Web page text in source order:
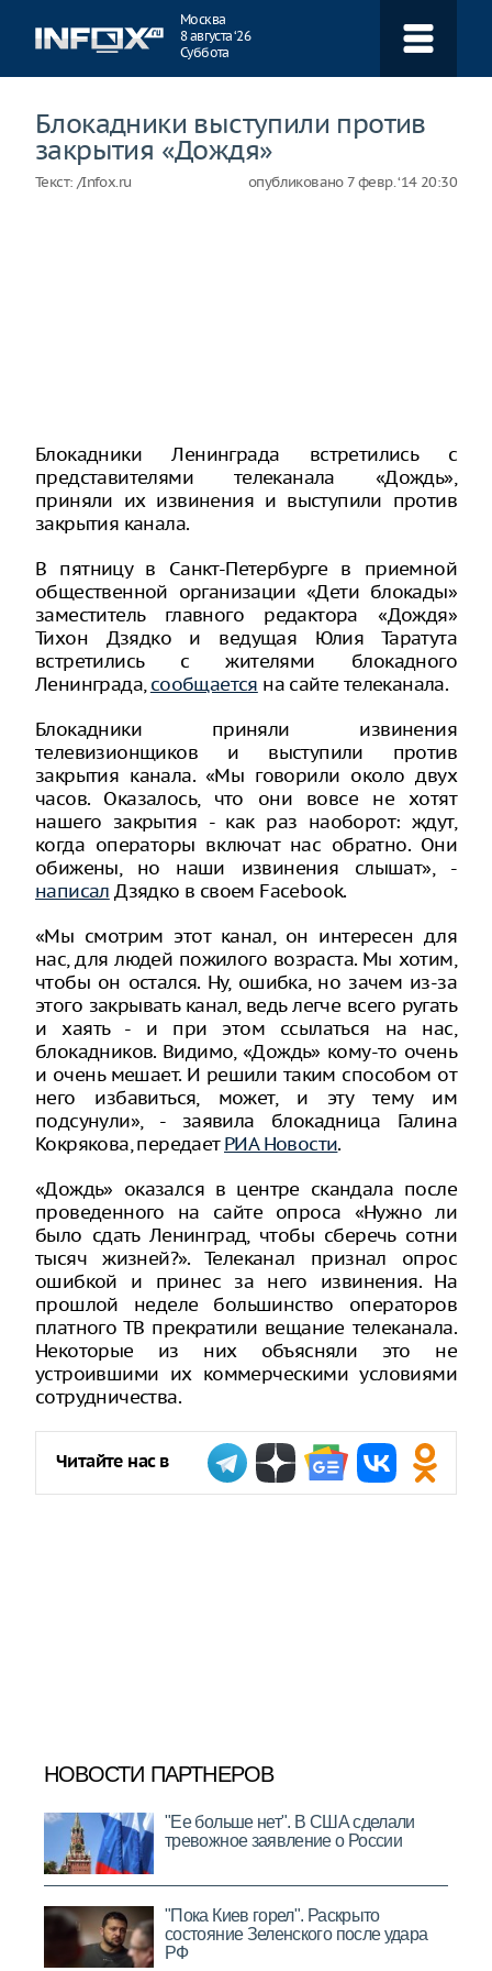
Москва
8 августа ‘26
Суббота
Блокадники выступили против
закрытия «Дождя»
Текст: /Infox.ru опубликовано7 февр. ‘14 20:30
Блокадники Ленинграда встретились с
представителями телеканала «Дождь»,
приняли их извинения и выступили против
закрытия канала.
В пятницу в Санкт-Петербурге в приемной
общественной организации «Дети блокады»
заместитель главного редактора «Дождя»
Тихон Дзядко и ведущая Юлия Таратута
встретились с жителями блокадного
Ленинграда,сообщается на сайте телеканала.
Блокадники приняли извинения
телевизионщиков и выступили против
закрытия канала. «Мы говорили около двух
часов. Оказалось, что они вовсе не хотят
нашего закрытия - как раз наоборот: ждут,
когда операторы включат нас обратно. Они
обижены, но наши извинения слышат», -
написал Дзядко в своем Facebook.
«Мы смотрим этот канал, он интересен для
нас, для людей пожилого возраста. Мы хотим,
чтобы он остался. Ну, ошибка, но зачем из-за
этого закрывать канал, ведь легче всего ругать
и хаять - и при этом ссылаться на нас,
блокадников. Видимо, «Дождь» кому-то очень
и очень мешает. И решили таким способом от
него избавиться, может, и эту тему им
подсунули», - заявила блокадница Галина
Кокрякова, передаетРИА Новости.
«Дождь» оказался в центре скандала после
проведенного на сайте опроса «Нужно ли
было сдать Ленинград, чтобы сберечь сотни
тысяч жизней?». Телеканал признал опрос
ошибкой и принес за него извинения. На
прошлой неделе большинство операторов
платного ТВ прекратили вещание телеканала.
Некоторые из них объясняли это не
устроившими их коммерческими условиями
сотрудничества.
Читайте нас в